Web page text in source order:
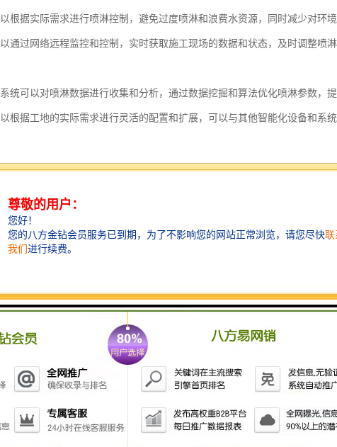
根据实际需求进行喷淋控制，避免过度喷淋和浪费水资源，同时减少对环境
通过网络远程监控和控制，实时获取施工现场的数据和状态，及时调整喷
统可以对喷淋数据进行收集和分析，通过数据挖掘和算法优化喷淋参数，提
根据工地的实际需求进行灵活的配置和扩展，可以与其他智能化设备和系
供直观的可视化界面，方便操作和监控，同时可以显示实时数据和报警信